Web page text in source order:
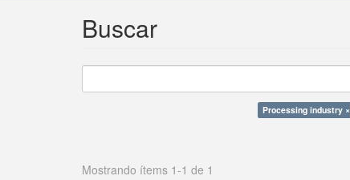
Buscar
Processing industry ×
Mostrando ítems 1-1 de 1